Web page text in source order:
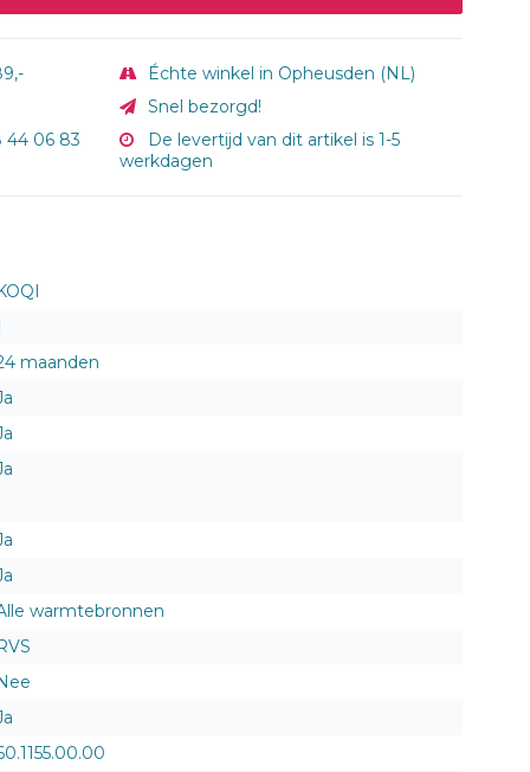
Échte winkel in Opheusden (NL)
Snel bezorgd!
44 06 83
De levertijd van dit artikel is 1-5
werkdagen
maanden
warmtebronnen